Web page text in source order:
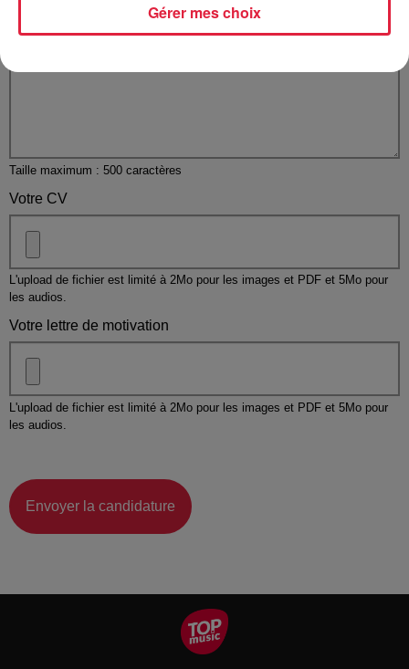
Taille maximum : 500 caractères
Votre CV
L'upload de fichier est limité à 2Mo pour les images et PDF et 5Mo pour
les audios.
Votre lettre de motivation
L'upload de fichier est limité à 2Mo pour les images et PDF et 5Mo pour
les audios.
Envoyer la candidature
Gérer mes choix